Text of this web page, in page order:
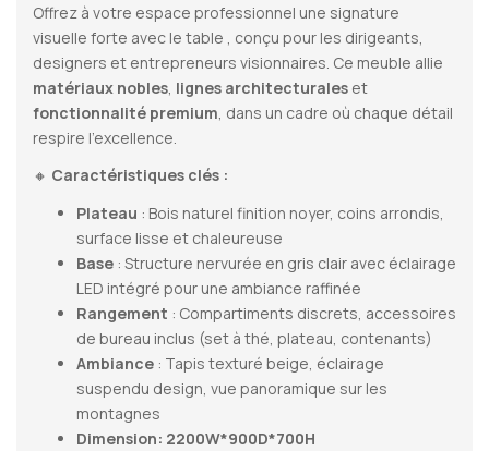
Offrez à votre espace professionnel une signature
visuelle forte avec le table , conçu pour les dirigeants,
designers et entrepreneurs visionnaires. Ce meuble allie
matériaux nobles lignes architecturales et
fonctionnalité premium , dans un cadre où chaque détail
respire l’excellence.
🔸 Caractéristiques clés :
Plateau : Bois naturel finition noyer, coins arrondis,
surface lisse et chaleureuse
Base : Structure nervurée en gris clair avec éclairage
LED intégré pour une ambiance raffinée
Rangement : Compartiments discrets, accessoires
de bureau inclus (set à thé, plateau, contenants)
Ambiance : Tapis texturé beige, éclairage
suspendu design, vue panoramique sur les
montagnes
Dimension: 2200W*900D*700H